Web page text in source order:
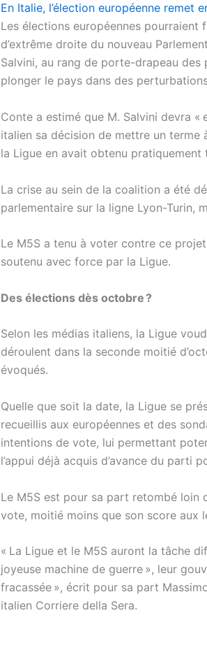
En Italie, l’élection européenne remet
Les élections européennes
d’extrême droite du nouveau
Salvini, au rang de porte-drapeau
plonger le pays dans des
Conte a estimé que M. Salvini devra
italien sa décision de mettre un
la Ligue en avait obtenu pratiquement
La crise au sein de la coalition a été
parlementaire sur la ligne Lyon-Turin,
Le M5S a tenu à voter contre ce
soutenu avec force par la Ligue.
Des élections dès octobre ?
Selon les médias italiens, la Ligue
déroulent dans la seconde moitié
évoqués.
Quelle que soit la date, la Ligue se
recueillis aux européennes et des
intentions de vote, lui permettant
l’appui déjà acquis d’avance du parti
Le M5S est pour sa part retombé loin
vote, moitié moins que son score aux
« La Ligue et le M5S auront la tâche
joyeuse machine de guerre », leur
fracassée », écrit pour sa part
italien Corriere della Sera.